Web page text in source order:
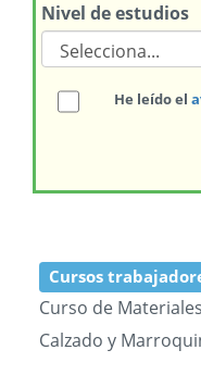
Nivel de estudios
He leído el
Cursos
Curso de
Calzado y